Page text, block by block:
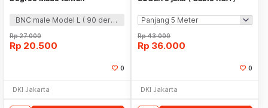
BNC male Model L ( 90 derajat )
Rp27.000
Rp 20.500
0
DKI Jakarta
Rp43.000
Rp 36.000
0
DKI Jakarta